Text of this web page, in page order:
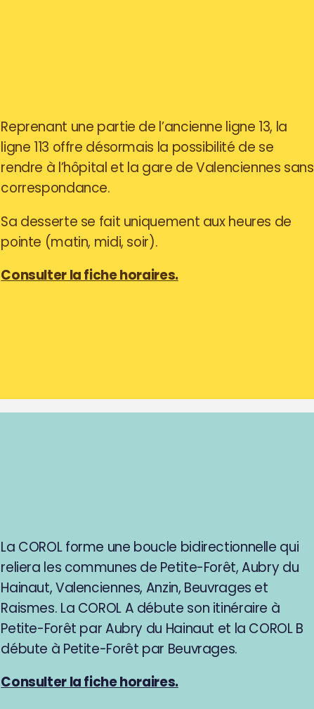
Reprenant une partie de l’ancienne ligne 13, la
ligne 113 offre désormais la possibilité de se
rendre à l’hôpital et la gare de Valenciennes sans
correspondance.
Sa desserte se fait uniquement aux heures de
pointe (matin, midi, soir).
Consulter la fiche horaires.
La COROL forme une boucle bidirectionnelle qui
reliera les communes de Petite-Forêt, Aubry du
Hainaut, Valenciennes, Anzin, Beuvrages et
Raismes. La COROL A débute son itinéraire à
Petite-Forêt par Aubry du Hainaut et la COROL B
débute à Petite-Forêt par Beuvrages.
Consulter la fiche horaires.